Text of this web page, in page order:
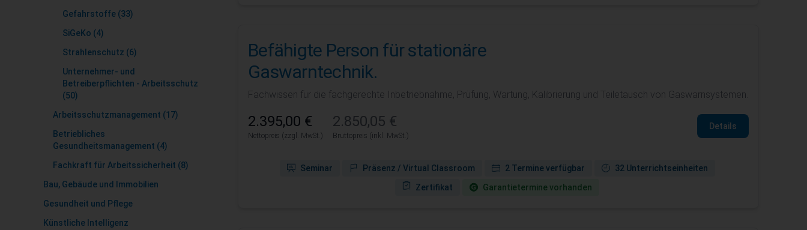
Befähigte Person für stationäre
Gaswarntechnik.
Fachwissen für die fachgerechte Inbetriebnahme, Prüfung, Wartung, Kalibrierung und Teiletausch von Gaswarnsystemen.
2.395,00 €
Nettopreis (zzgl. MwSt.)
2.850,05 €
Bruttopreis (inkl. MwSt.)
Details
Seminar Präsenz / Virtual Classroom 2 Termine verfügbar
32 Unterrichtseinheiten
Zertifikat
Garantie­termine vorhanden
Gefahrstoffe (33)
SiGeKo (4)
Strahlenschutz (6)
Unternehmer- und
Betreiberpflichten - Arbeitsschutz
(50)
Arbeitsschutzmanagement (17)
Betriebliches
Gesundheitsmanagement (4)
Fachkraft für Arbeitssicherheit (8)
Bau, Gebäude und Immobilien
Gesundheit und Pflege
Künstliche Intelligenz